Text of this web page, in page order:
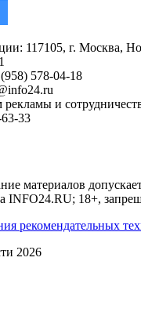
117105, г. Москва,
578-04-18
и
33
материалов
INFO24.RU; 18+,
рекомендательных
2026